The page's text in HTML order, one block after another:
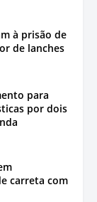
à prisão de
de lanches
para
por dois
carreta com